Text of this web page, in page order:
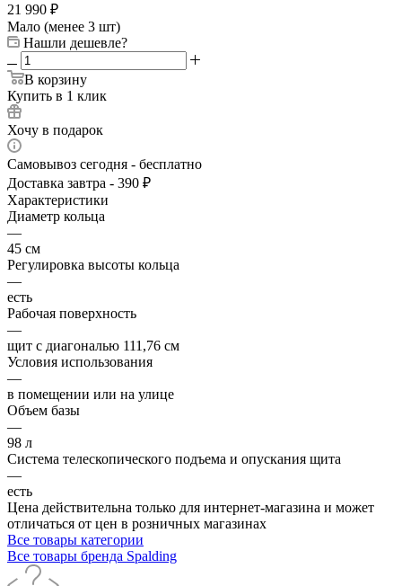
21 990 ₽
Мало (менее 3 шт)
Нашли дешевле?
В корзину
Купить в 1 клик
Хочу в подарок
Самовывоз сегодня - бесплатно
Доставка завтра - 390 ₽
Характеристики
Диаметр кольца
—
45 см
Регулировка высоты кольца
—
есть
Рабочая поверхность
—
щит с диагональю 111,76 см
Условия использования
—
в помещении или на улице
Объем базы
—
98 л
Система телескопического подъема и опускания щита
—
есть
Цена действительна только для интернет-магазина и может
отличаться от цен в розничных магазинах
Все товары категории
Все товары бренда Spalding